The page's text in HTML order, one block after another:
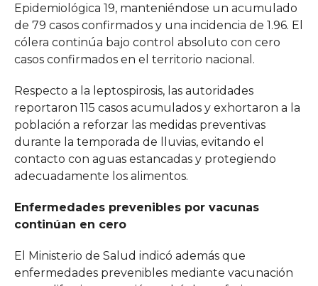
Epidemiológica 19, manteniéndose un acumulado
de 79 casos confirmados y una incidencia de 1.96. El
cólera continúa bajo control absoluto con cero
casos confirmados en el territorio nacional.
Respecto a la leptospirosis, las autoridades
reportaron 115 casos acumulados y exhortaron a la
población a reforzar las medidas preventivas
durante la temporada de lluvias, evitando el
contacto con aguas estancadas y protegiendo
adecuadamente los alimentos.
Enfermedades prevenibles por vacunas
continúan en cero
El Ministerio de Salud indicó además que
enfermedades prevenibles mediante vacunación